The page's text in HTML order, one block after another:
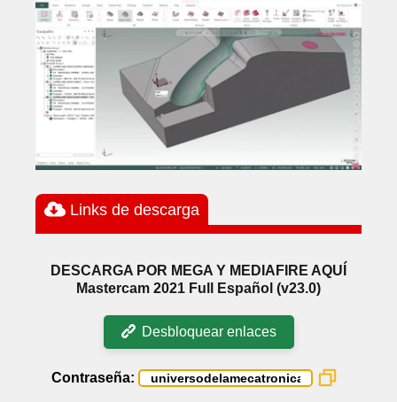
Links de descarga
DESCARGA POR MEGA Y MEDIAFIRE AQUÍ
Mastercam 2021 Full Español (v23.0)
Desbloquear enlaces
Contraseña: